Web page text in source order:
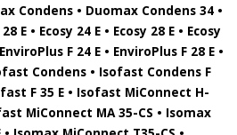
Condens • Duomax Condens 34 •
E • Ecosy 24 E • Ecosy 28 E • Ecosy
F 24 E • EnviroPlus F 28 E •
Condens • Isofast Condens F
F 35 E • Isofast MiConnect H-
MiConnect MA 35-CS • Isomax